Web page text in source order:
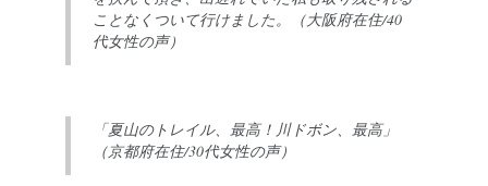
ことなくついて行けました。（大阪府在住/40
代女性の声）
「夏山のトレイル、最高！川ドボン、最高」
（京都府在住/30代女性の声）